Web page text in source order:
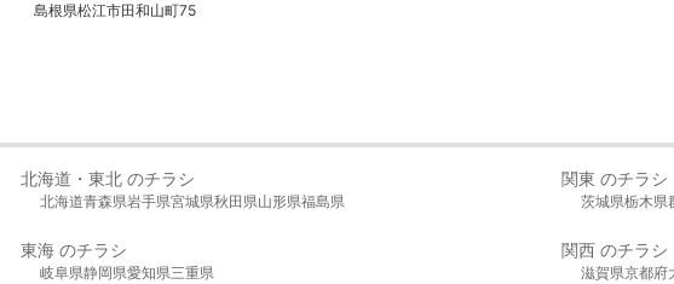
島根県松江市田和山町75
北海道・東北 のチラシ
北海道青森県岩手県宮城県秋田県山形県福島県
関東 のチラシ
茨城県栃木県
東海 のチラシ
岐阜県静岡県愛知県三重県
関西 のチラシ
滋賀県京都府